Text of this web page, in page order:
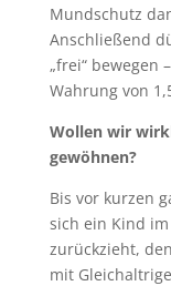
Mundschutz
Anschließend
„frei“ bewegen
Wahrung von
Wollen wir
gewöhnen?
Bis vor kurzen
sich ein Kind
zurückzieht,
mit